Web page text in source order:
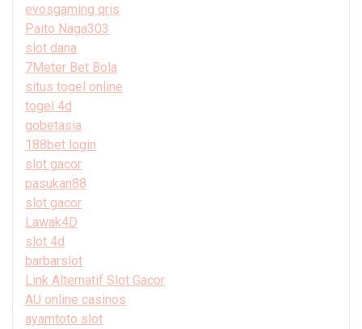
evosgaming qris
Paito Naga303
slot dana
7Meter Bet Bola
situs togel online
togel 4d
gobetasia
188bet login
slot gacor
pasukan88
slot gacor
Lawak4D
slot 4d
barbarslot
Link Alternatif Slot Gacor
AU online casinos
ayamtoto slot